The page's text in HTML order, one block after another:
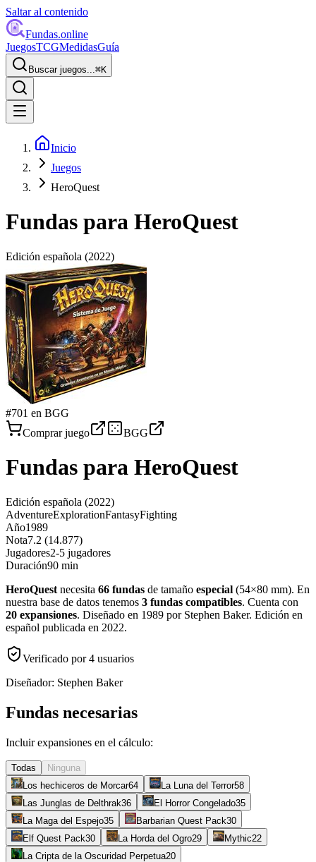
Saltar al contenido
Fundas.online
JuegosTCGMedidasGuía
Buscar juegos...⌘K
Inicio
Juegos
HeroQuest
Fundas para HeroQuest
Edición española (2022)
#701 en BGG
Comprar juego
BGG
Fundas para HeroQuest
Edición española (2022)
AdventureExplorationFantasyFighting
Año1989
Nota7.2 (14.877)
Jugadores2-5 jugadores
Duración90 min
HeroQuest necesita 66 fundas de tamaño especial (54×80 mm). En
nuestra base de datos tenemos 3 fundas compatibles. Cuenta con
20 expansiones. Diseñado en 1989 por Stephen Baker. Edición en
español publicada en 2022.
Verificado por4 usuarios
Diseñador: Stephen Baker
Fundas necesarias
Incluir expansiones en el cálculo:
Todas
Ninguna
Los hechiceros de Morcar64 La Luna del Terror58
Las Junglas de Delthrak36 El Horror Congelado35
La Maga del Espejo35 Barbarian Quest Pack30
Elf Quest Pack30 La Horda del Ogro29 Mythic22
La Cripta de la Oscuridad Perpetua20